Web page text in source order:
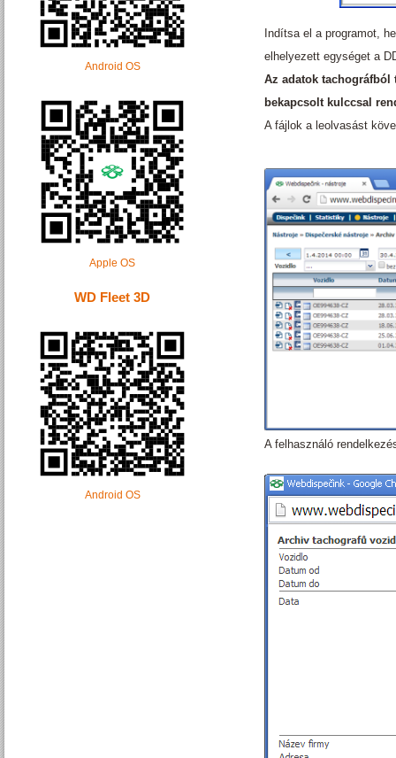
Android OS
Apple OS
WD Fleet 3D
Android OS
Indítsa el a programot,
elhelyezett egységet a
Az adatok tachográfból
bekapcsolt kulccsal
A fájlok a leolvasást
A felhasználó